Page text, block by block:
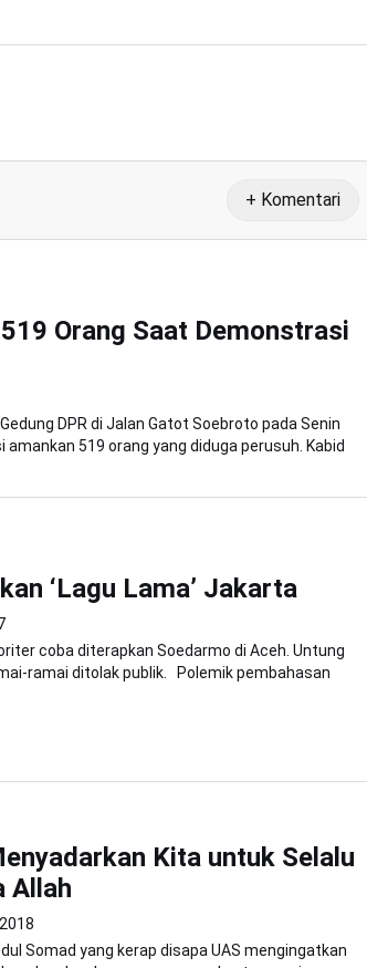
+ Komentari
Orang Saat Demonstrasi
DPR di Jalan Gatot Soebroto pada Senin
519 orang yang diduga perusuh. Kabid
‘Lagu Lama’ Jakarta
coba diterapkan Soedarmo di Aceh. Untung
ramai ditolak publik. Polemik pembahasan
Kita untuk Selalu
Allah
Somad yang kerap disapa UAS mengingatkan